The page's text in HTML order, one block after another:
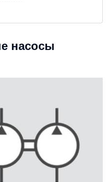
насосы